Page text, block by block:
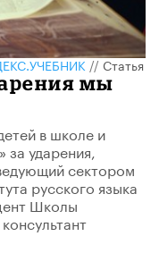
//Статья
мы
в школе и
за ударения,
сектором
русского языка
Школы